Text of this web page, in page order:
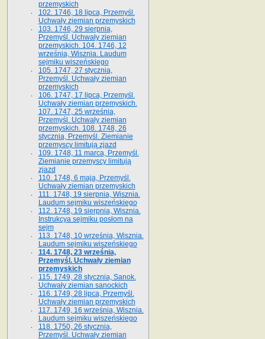
przemyskich
102. 1746, 18 lipca, Przemyśl.
Uchwały ziemian przemyskich
103. 1746, 29 sierpnia,
Przemyśl. Uchwały ziemian
przemyskich. 104. 1746, 12
września, Wisznia. Laudum
sejmiku wiszeńskiego
105. 1747, 27 stycznia,
Przemyśl. Uchwały ziemian
przemyskich
106. 1747, 17 lipca, Przemyśl.
Uchwały ziemian przemyskich.
107. 1747, 25 września,
Przemyśl. Uchwały ziemian
przemyskich. 108. 1748, 26
stycznia, Przemyśl. Ziemianie
przemyscy limitują zjazd
109. 1748, 11 marca, Przemyśl.
Ziemianie przemyscy limitują
zjazd
110. 1748, 6 maja, Przemyśl.
Uchwały ziemian przemyskich
111. 1748, 19 sierpnia, Wisznia.
Laudum sejmiku wiszeńskiego
112. 1748, 19 sierpnia, Wisznia.
Instrukcya sejmiku posłom na
sejm
113. 1748, 10 września, Wisznia.
Laudum sejmiku wiszeńskiego
114. 1748, 23 września,
Przemyśl. Uchwały ziemian
przemyskich
115. 1749, 28 stycznia, Sanok.
Uchwały ziemian sanockich
116. 1749, 28 lipca, Przemyśl.
Uchwały ziemian przemyskich
117. 1749, 16 września, Wisznia.
Laudum sejmiku wiszeńskiego
118. 1750, 26 stycznia,
Przemyśl. Uchwały ziemian